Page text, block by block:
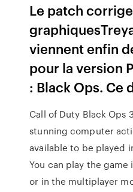
Le patch
viennent enfin
pour la version
: Black Ops. Ce
Call of Duty Black Ops
stunning computer
available to be played
You can play the
or in the multiplayer